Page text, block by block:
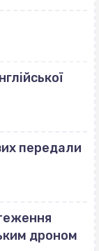
передали
дроном